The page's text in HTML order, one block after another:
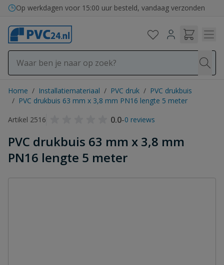
Ga naar de inhoud
Op werkdagen voor 15:00 uur besteld, vandaag verzonden
Home / Installatiemateriaal / PVC druk / PVC drukbuis
/ PVC drukbuis 63 mm x 3,8 mm PN16 lengte 5 meter
Artikel 2516
0.0-0 reviews
PVC drukbuis 63 mm x 3,8 mm
PN16 lengte 5 meter